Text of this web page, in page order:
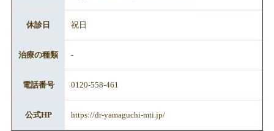
休診日 祝日
治療の種類 -
電話番号 0120-558-461
公式HP https://dr-yamaguchi-mti.jp/